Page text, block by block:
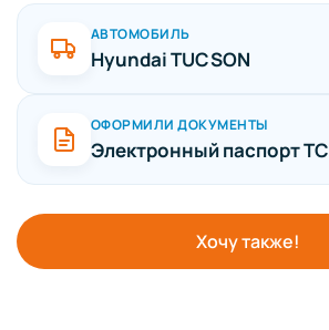
АВТОМОБИЛЬ
Hyundai TUCSON
ОФОРМИЛИ ДОКУМЕНТЫ
Электронный паспорт ТС
Хочу также!